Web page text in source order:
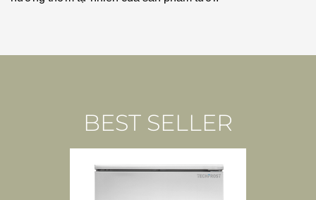
BEST SELLER